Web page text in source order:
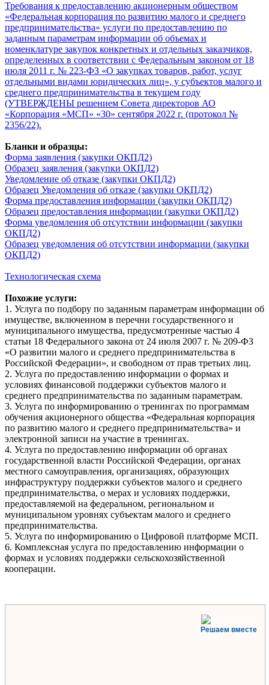
Требования к предоставлению акционерным обществом
«Федеральная корпорация по развитию малого и среднего
предпринимательства» услуги по предоставлению по
заданным параметрам информации об объемах и
номенклатуре закупок конкретных и отдельных заказчиков,
определенных в соответствии с Федеральным законом от 18
июля 2011 г. № 223-ФЗ «О закупках товаров, работ, услуг
отдельными видами юридических лиц», у субъектов малого и
среднего предпринимательства в текущем году
(УТВЕРЖДЕНЫ решением Совета директоров АО
«Корпорация «МСП» «30» сентября 2022 г. (протокол №
2356/22).
Бланки и образцы:
Форма заявления (закупки ОКПД2)
Образец заявления (закупки ОКПД2)
Уведомление об отказе (закупки ОКПД2)
Образец Уведомления об отказе (закупки ОКПД2)
Форма предоставления информации (закупки ОКПД2)
Образец предоставления информации (закупки ОКПД2)
Форма уведомления об отсутствии информации (закупки
ОКПД2)
Образец уведомления об отсутствии информации (закупки
ОКПД2)
Технологическая схема
Похожие услуги:
1. Услуга по подбору по заданным параметрам информации об
имуществе, включенном в перечни государственного и
муниципального имущества, предусмотренные частью 4
статьи 18 Федерального закона от 24 июля 2007 г. № 209-ФЗ
«О развитии малого и среднего предпринимательства в
Российской Федерации», и свободном от прав третьих лиц.
2. Услуга по предоставлению информации о формах и
условиях финансовой поддержки субъектов малого и
среднего предпринимательства по заданным параметрам.
3. Услуга по информированию о тренингах по программам
обучения акционерного общества «Федеральная корпорация
по развитию малого и среднего предпринимательства» и
электронной записи на участие в тренингах.
4. Услуга по предоставлению информации об органах
государственной власти Российской Федерации, органах
местного самоуправления, организациях, образующих
инфраструктуру поддержки субъектов малого и среднего
предпринимательства, о мерах и условиях поддержки,
предоставляемой на федеральном, региональном и
муниципальном уровнях субъектам малого и среднего
предпринимательства.
5. Услуга по информированию о Цифровой платформе МСП.
6. Комплексная услуга по предоставлению информации о
формах и условиях поддержки сельскохозяйственной
кооперации.
Решаем вместе